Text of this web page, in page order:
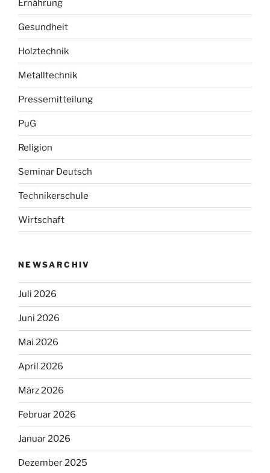
Ernährung
Gesundheit
Holztechnik
Metalltechnik
Pressemitteilung
PuG
Religion
Seminar Deutsch
Technikerschule
Wirtschaft
NEWSARCHIV
Juli 2026
Juni 2026
Mai 2026
April 2026
März 2026
Februar 2026
Januar 2026
Dezember 2025